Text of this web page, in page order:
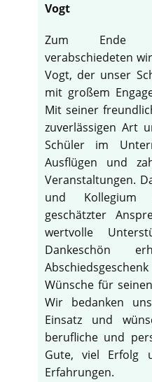
Vogt
Zum Ende
verabschiedeten
Vogt, der unser
mit großem
Mit seiner
zuverlässigen Art
Schüler im
Ausflügen und
Veranstaltungen.
und Kollegium
geschätzter
wertvolle
Dankeschön
Wünsche für
Wir bedanken
Einsatz und
berufliche und
Gute, viel Erfolg
Erfahrungen.